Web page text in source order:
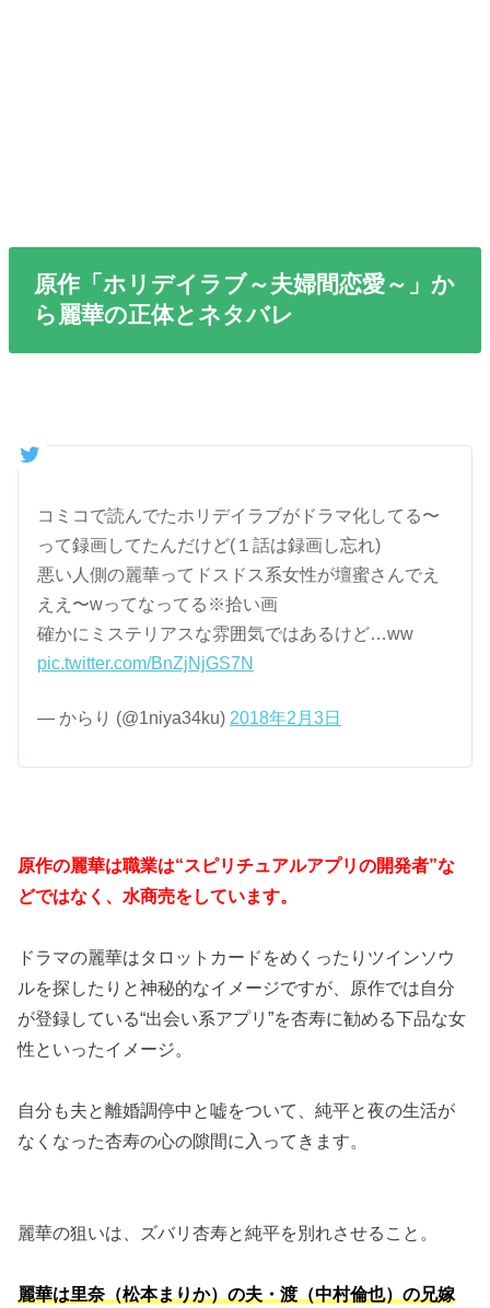
原作「ホリデイラブ～夫婦間恋愛～」か
ら麗華の正体とネタバレ
コミコで読んでたホリデイラブがドラマ化してる〜
って録画してたんだけど(１話は録画し忘れ)
悪い人側の麗華ってドスドス系女性が壇蜜さんでえ
ええ〜wってなってる※拾い画
確かにミステリアスな雰囲気ではあるけど…ww
pic.twitter.com/BnZjNjGS7N
— からり (@1niya34ku) 2018年2月3日
原作の麗華は職業は“スピリチュアルアプリの開発者”な
どではなく、水商売をしています。
ドラマの麗華はタロットカードをめくったりツインソウ
ルを探したりと神秘的なイメージですが、原作では自分
が登録している“出会い系アプリ”を杏寿に勧める下品な女
性といったイメージ。
自分も夫と離婚調停中と嘘をついて、純平と夜の生活が
なくなった杏寿の心の隙間に入ってきます。
麗華の狙いは、ズバリ杏寿と純平を別れさせること。
麗華は里奈（松本まりか）の夫・渡（中村倫也）の兄嫁